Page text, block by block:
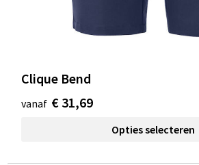
Clique Bend
vanaf € 31,69
Opties selecteren